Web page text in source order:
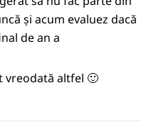
și acum evaluez dacă
de an a
vreodată altfel 🙂